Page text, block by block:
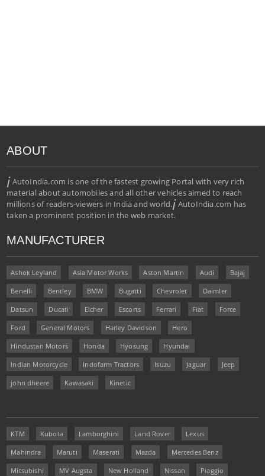
ABOUT
iAutoIndia.com is one of the fastest growing Portal with very rich
material about automobiles and all other vehicles aimed to reach
millions of readers-viewers in India and world.iAutoIndia.com has
taken a prominent position in the web market.
MANUFACTURER
Ashok Leyland Asia Motor Works Aston Martin Audi Bajaj
Benelli Bentley BMW Bugatti Chevrolet Daimler
Datsun Ducati Eicher Escorts Ferrari Fiat Force
Ford General Motors Harley Davidson Hero
Hindustan Motors Honda Hyosung Hyundai
Indian Motorcycle Indofarm Tractors Isuzu Jaguar Jeep
john dheere Kawasaki Kinetic
KTM Kubota Lamborghini Land Rover Lexus
Mahindra Maruti Maserati Mazda Mercedes Benz
Mitsubishi MV Augsta New Holland Nissan Piaggio